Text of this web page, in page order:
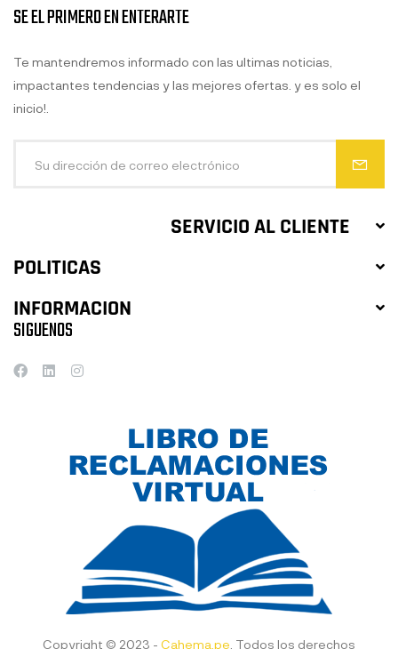
SERVICIO AL CLIENTE
POLITICAS
INFORMACION
SE EL PRIMERO EN ENTERARTE
Te mantendremos informado con las ultimas noticias,
impactantes tendencias y las mejores ofertas. y es solo el
inicio!.
SIGUENOS
Copyright © 2023 - Cahema.pe . Todos los derechos